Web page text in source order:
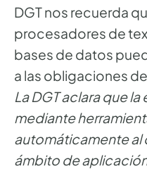
DGT nos recuerda
procesadores de
bases de datos
a las obligaciones
La DGT aclara que
mediante
automáticamente
ámbito de